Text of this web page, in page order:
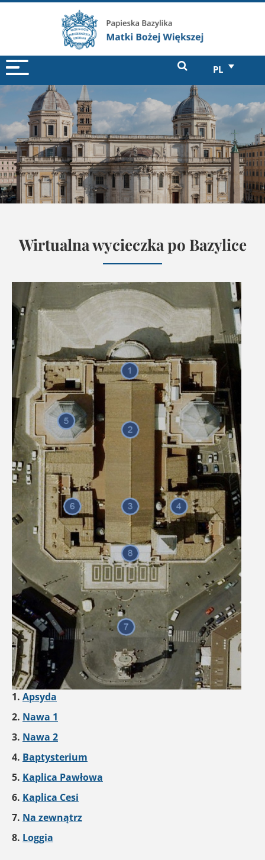
PL
Wirtualna wycieczka po Bazylice
1. Apsyda
2. Nawa 1
3. Nawa 2
4. Baptysterium
5. Kaplica Pawłowa
6. Kaplica Cesi
7. Na zewnątrz
8. Loggia